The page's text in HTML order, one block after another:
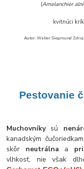
(Amelanchier
kvitnúci krík
Autor: Walter Siegmund
Pestovanie
Muchovníky sú
kanadským
skôr neutrálna a
vlhkosť, nie však